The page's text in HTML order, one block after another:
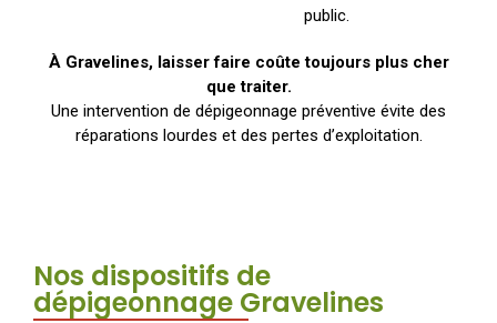
public.
À Gravelines, laisser faire coûte toujours plus cher
que traiter.
Une intervention de dépigeonnage préventive évite des
réparations lourdes et des pertes d’exploitation.
Nos dispositifs de
dépigeonnage Gravelines